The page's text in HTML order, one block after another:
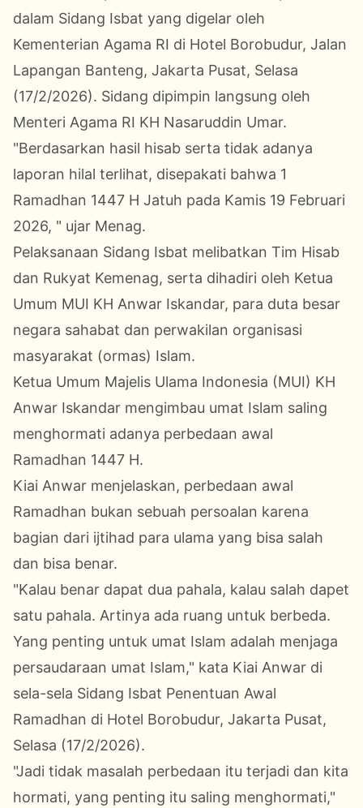
dalam Sidang Isbat yang digelar oleh
Kementerian Agama RI di Hotel Borobudur, Jalan
Lapangan Banteng, Jakarta Pusat, Selasa
(17/2/2026). Sidang dipimpin langsung oleh
Menteri Agama RI KH Nasaruddin Umar.
"Berdasarkan hasil hisab serta tidak adanya
laporan hilal terlihat, disepakati bahwa 1
Ramadhan 1447 H Jatuh pada Kamis 19 Februari
2026, " ujar Menag.
Pelaksanaan Sidang Isbat melibatkan Tim Hisab
dan Rukyat Kemenag, serta dihadiri oleh Ketua
Umum MUI KH Anwar Iskandar, para duta besar
negara sahabat dan perwakilan organisasi
masyarakat (ormas) Islam.
Ketua Umum Majelis Ulama Indonesia (MUI) KH
Anwar Iskandar mengimbau umat Islam saling
menghormati adanya perbedaan awal
Ramadhan 1447 H.
Kiai Anwar menjelaskan, perbedaan awal
Ramadhan bukan sebuah persoalan karena
bagian dari ijtihad para ulama yang bisa salah
dan bisa benar.
"Kalau benar dapat dua pahala, kalau salah dapet
satu pahala. Artinya ada ruang untuk berbeda.
Yang penting untuk umat Islam adalah menjaga
persaudaraan umat Islam," kata Kiai Anwar di
sela-sela Sidang Isbat Penentuan Awal
Ramadhan di Hotel Borobudur, Jakarta Pusat,
Selasa (17/2/2026).
"Jadi tidak masalah perbedaan itu terjadi dan kita
hormati, yang penting itu saling menghormati,"